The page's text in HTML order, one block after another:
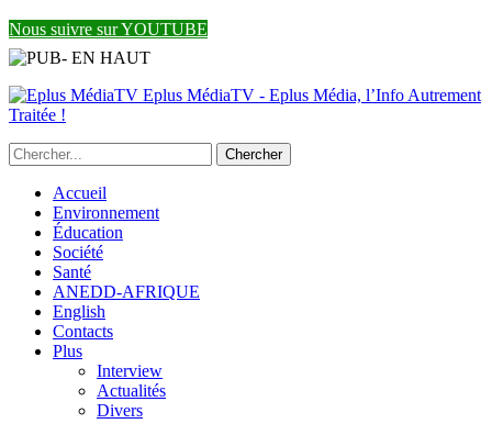
Nous suivre sur YOUTUBE
Eplus MédiaTV - Eplus Média, l’Info Autrement
Traitée !
Accueil
Environnement
Éducation
Société
Santé
ANEDD-AFRIQUE
English
Contacts
Plus
Interview
Actualités
Divers